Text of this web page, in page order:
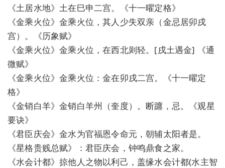
《土居水地》土在巳申二宫。《十一曜定格》
《金乘火位》金乘火位，其人少失双亲（金忌居卯戌
宫）。《历象赋》
《金乘火位》金乘火位，在西北则轻。[戌土遇金] 《通
微赋》
《金乘火位》金乘火位：金在卯戌二宫。《十一曜定
格》
《金销白羊》金销白羊州（奎度）。断躔，忌。《观星
要诀》
《君臣庆会》金水为官福恩令命元，朝辅太阳者是。
《星格贵贱总赋》：君臣庆会，钟鸣鼎食之家。
《水会计都》掠他人之物以利己，盖缘水会计都(水主智